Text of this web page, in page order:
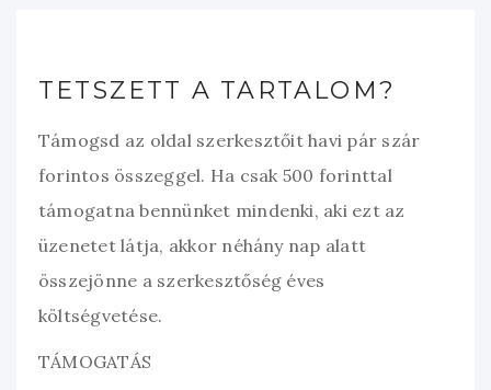
TETSZETT A TARTALOM?
Támogsd az oldal szerkesztőit havi pár szár
forintos összeggel. Ha csak 500 forinttal
támogatna bennünket mindenki, aki ezt az
üzenetet látja, akkor néhány nap alatt
összejönne a szerkesztőség éves
költségvetése.
TÁMOGATÁS